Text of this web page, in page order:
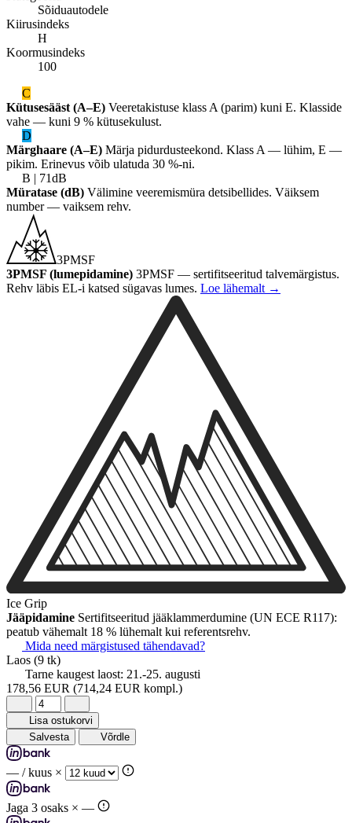
Sõiduautodele
Kiirusindeks
H
Koormusindeks
100
C
Kütusesääst (A–E) Veeretakistuse klass A (parim) kuni E. Klasside
vahe — kuni 9 % kütusekulust.
D
Märghaare (A–E) Märja pidurdusteekond. Klass A — lühim, E —
pikim. Erinevus võib ulatuda 30 %-ni.
B | 71dB
Müratase (dB) Välimine veeremismüra detsibellides. Väiksem
number — vaiksem rehv.
3PMSF
3PMSF (lumepidamine) 3PMSF — sertifitseeritud talvemärgistus.
Rehv läbis EL-i katsed sügavas lumes. Loe lähemalt →
Ice Grip
Jääpidamine Sertifitseeritud jääklammerdumine (UN ECE R117):
peatub vähemalt 18 % lühemalt kui referentsrehv.
Mida need märgistused tähendavad?
Laos (9 tk)
Tarne kaugest laost: 21.-25. augusti
178,56 EUR (714,24 EUR kompl.)
Lisa ostukorvi
Salvesta
Võrdle
— / kuus ×
Jaga 3 osaks × —